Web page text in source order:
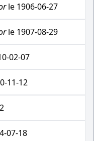
le 1906-06-27
le 1907-08-29
02-07
11-12
07-18